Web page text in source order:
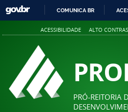
PARA
COMUNICA BR
ACESSIBILIDADE ALTO
PRÓ-REITORIA